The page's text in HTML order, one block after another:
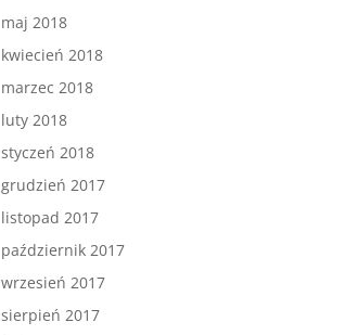
maj 2018
kwiecień 2018
marzec 2018
luty 2018
styczeń 2018
grudzień 2017
listopad 2017
październik 2017
wrzesień 2017
sierpień 2017